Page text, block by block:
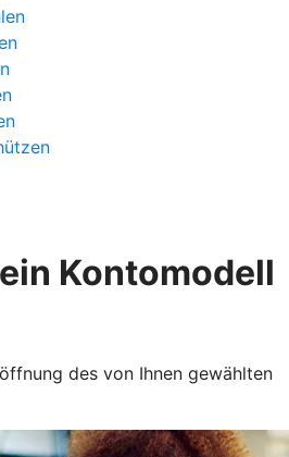
Kontomodell
des von Ihnen gewählten